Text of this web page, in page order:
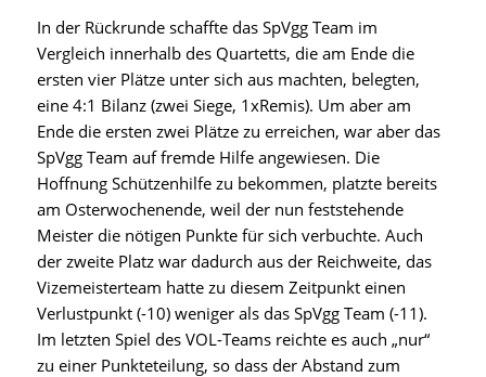
In der Rückrunde schaffte das SpVgg Team im
Vergleich innerhalb des Quartetts, die am Ende die
ersten vier Plätze unter sich aus machten, belegten,
eine 4:1 Bilanz (zwei Siege, 1xRemis). Um aber am
Ende die ersten zwei Plätze zu erreichen, war aber das
SpVgg Team auf fremde Hilfe angewiesen. Die
Hoffnung Schützenhilfe zu bekommen, platzte bereits
am Osterwochenende, weil der nun feststehende
Meister die nötigen Punkte für sich verbuchte. Auch
der zweite Platz war dadurch aus der Reichweite, das
Vizemeisterteam hatte zu diesem Zeitpunkt einen
Verlustpunkt (-10) weniger als das SpVgg Team (-11).
Im letzten Spiel des VOL-Teams reichte es auch „nur“
zu einer Punkteteilung, so dass der Abstand zum